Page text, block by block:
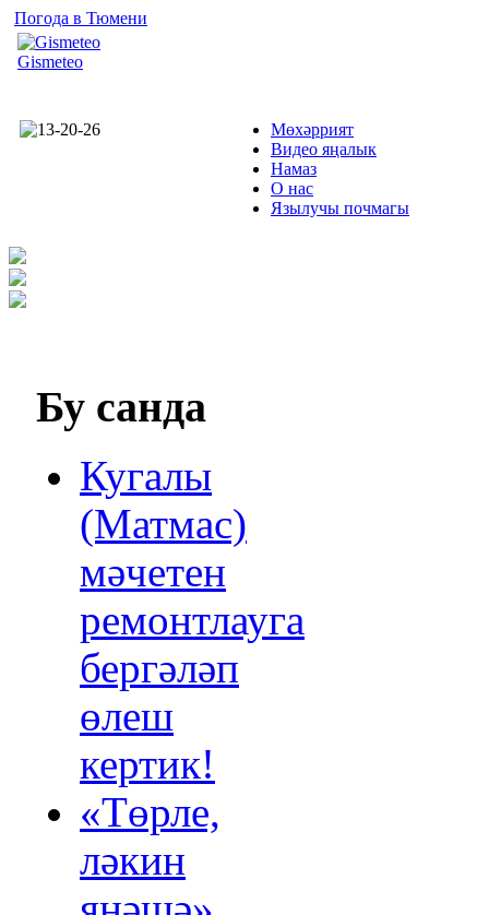
Погода в Тюмени
Gismeteo
Мөхәррият
Видео яңалык
Намаз
О нас
Язылучы почмагы
Бу санда
Кугалы
(Матмас)
мәчетен
ремонтлауга
бергәләп
өлеш
кертик!
«Төрле,
ләкин